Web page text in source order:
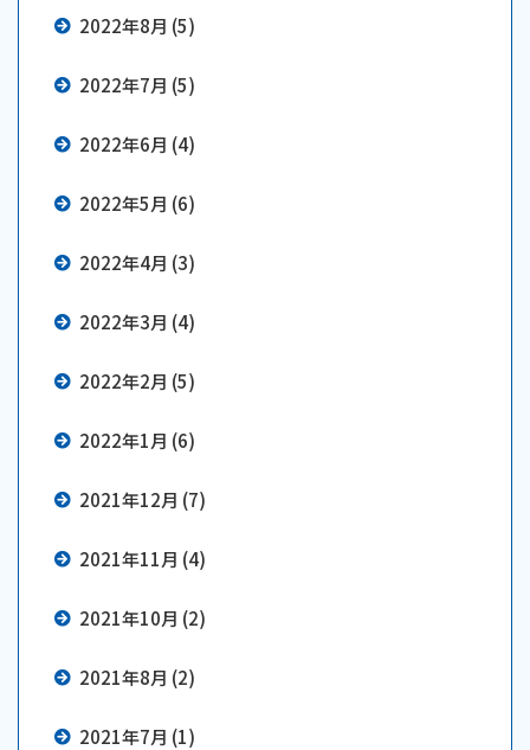
2022年8月 (5)
2022年7月 (5)
2022年6月 (4)
2022年5月 (6)
2022年4月 (3)
2022年3月 (4)
2022年2月 (5)
2022年1月 (6)
2021年12月 (7)
2021年11月 (4)
2021年10月 (2)
2021年8月 (2)
2021年7月 (1)